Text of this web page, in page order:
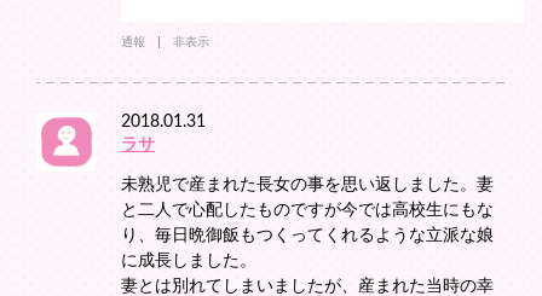
通報 非表示
2018.01.31
ラサ
未熟児で産まれた長女の事を思い返しました。妻
と二人で心配したものですが今では高校生にもな
り、毎日晩御飯もつくってくれるような立派な娘
に成長しました。
妻とは別れてしまいましたが、産まれた当時の幸